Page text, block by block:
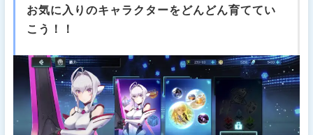
お気に入りのキャラクターをどんどん育ててい
こう！！